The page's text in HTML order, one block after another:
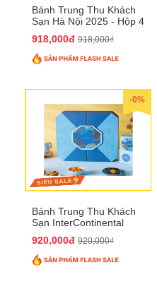
Bánh Trung Thu Khách
Sạn Hà Nội 2025 - Hộp 4
918,000đ 918,000₫
-0%
Bánh Trung Thu Khách
Sạn InterContinental
QTTT26
920,000đ 920,000₫